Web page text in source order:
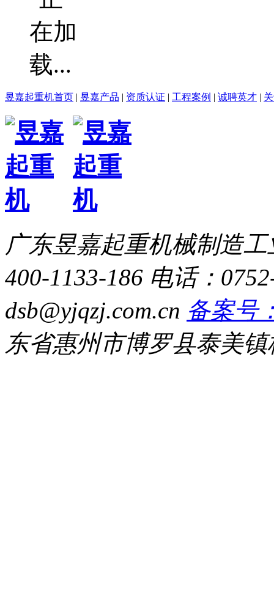
昱嘉起重机首页 | 昱嘉产品 | 资质认证 | 工程案例 | 诚聘英才 |
广东昱嘉起重机械制造
400-1133-186 电话：
dsb@yjqzj.com.cn 备案号
东省惠州市博罗县泰美